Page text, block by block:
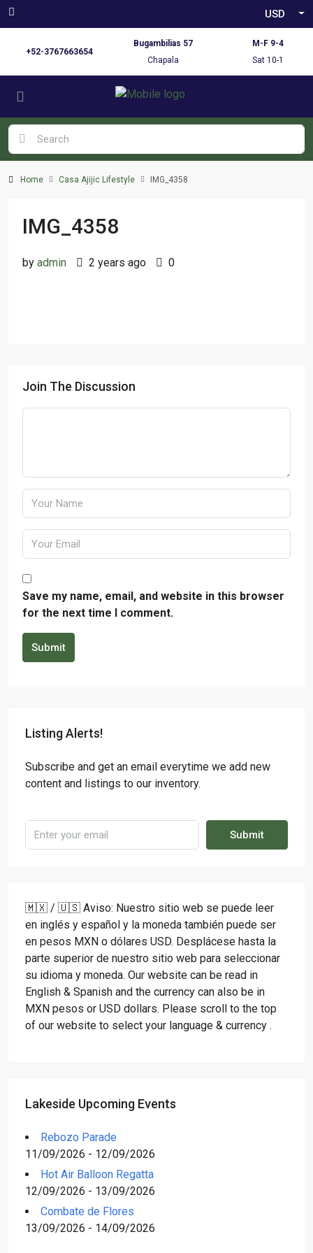
USD
+52-3767663654
Bugambilias 57
Chapala
M-F 9-4
Sat 10-1
Home Casa Ajijic Lifestyle IMG_4358
IMG_4358
by admin 2 years ago 0
Join The Discussion
Save my name, email, and website in this browser
for the next time I comment.
Submit
Listing Alerts!
Subscribe and get an email everytime we add new
content and listings to our inventory.
Submit
🇲🇽 / 🇺🇸 Aviso: Nuestro sitio web se puede leer
en inglés y español y la moneda también puede ser
en pesos MXN o dólares USD. Desplácese hasta la
parte superior de nuestro sitio web para seleccionar
su idioma y moneda. Our website can be read in
English & Spanish and the currency can also be in
MXN pesos or USD dollars. Please scroll to the top
of our website to select your language & currency .
Lakeside Upcoming Events
Rebozo Parade
11/09/2026 - 12/09/2026
Hot Air Balloon Regatta
12/09/2026 - 13/09/2026
Combate de Flores
13/09/2026 - 14/09/2026